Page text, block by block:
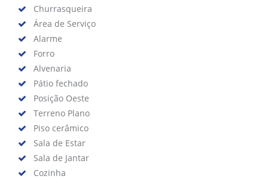
Churrasqueira
Área de Serviço
Alarme
Forro
Alvenaria
Pátio fechado
Posição Oeste
Terreno Plano
Piso cerâmico
Sala de Estar
Sala de Jantar
Cozinha